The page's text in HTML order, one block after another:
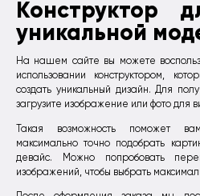
Конструктор
уникальной
На нашем сайте вы можете
использовании конструктором,
создать уникальный дизайн. Для
загрузите изображение или фото для
Такая возможность поможет
максимально точно подобрать
девайс. Можно попробовать
изображений, чтобы выбрать